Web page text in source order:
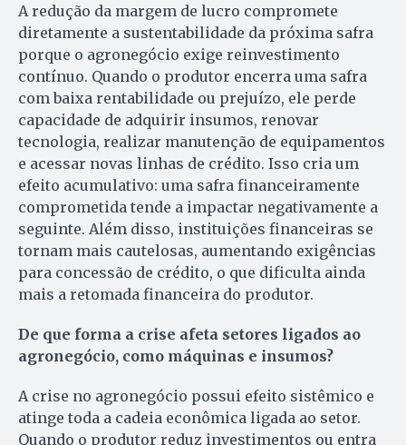
A redução da margem de lucro compromete
diretamente a sustentabilidade da próxima safra
porque o agronegócio exige reinvestimento
contínuo. Quando o produtor encerra uma safra
com baixa rentabilidade ou prejuízo, ele perde
capacidade de adquirir insumos, renovar
tecnologia, realizar manutenção de equipamentos
e acessar novas linhas de crédito. Isso cria um
efeito acumulativo: uma safra financeiramente
comprometida tende a impactar negativamente a
seguinte. Além disso, instituições financeiras se
tornam mais cautelosas, aumentando exigências
para concessão de crédito, o que dificulta ainda
mais a retomada financeira do produtor.
De que forma a crise afeta setores ligados ao
agronegócio, como máquinas e insumos?
A crise no agronegócio possui efeito sistêmico e
atinge toda a cadeia econômica ligada ao setor.
Quando o produtor reduz investimentos ou entra